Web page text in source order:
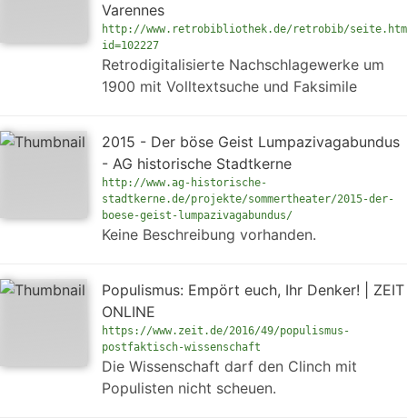
Varennes
http://www.retrobibliothek.de/retrobib/
id=102227
Retrodigitalisierte Nachschlagewerke um
1900 mit Volltextsuche und Faksimile
2015 - Der böse Geist Lumpazivagabundus
- AG historische Stadtkerne
http://www.ag-historische-
stadtkerne.de/projekte/sommertheater/2015-der-
boese-geist-lumpazivagabundus/
Keine Beschreibung vorhanden.
Populismus: Empört euch, Ihr Denker! | ZEIT
ONLINE
https://www.zeit.de/2016/49/populismus-
postfaktisch-wissenschaft
Die Wissenschaft darf den Clinch mit
Populisten nicht scheuen.